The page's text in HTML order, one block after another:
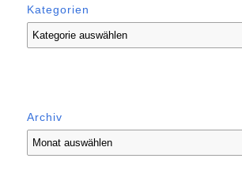
Kategorien
Kategorien
Archiv